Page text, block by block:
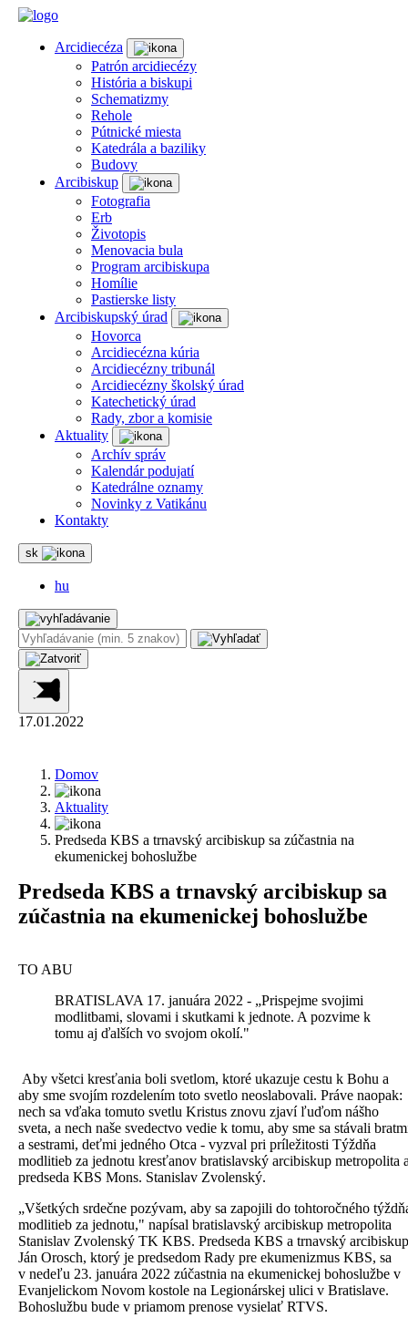
Arcidiecéza
Patrón arcidiecézy
História a biskupi
Schematizmy
Rehole
Pútnické miesta
Katedrála a baziliky
Budovy
Arcibiskup
Fotografia
Erb
Životopis
Menovacia bula
Program arcibiskupa
Homílie
Pastierske listy
Arcibiskupský úrad
Hovorca
Arcidiecézna kúria
Arcidiecézny tribunál
Arcidiecézny školský úrad
Katechetický úrad
Rady, zbor a komisie
Aktuality
Archív správ
Kalendár podujatí
Katedrálne oznamy
Novinky z Vatikánu
Kontakty
sk
hu
17.01.2022
Domov
Aktuality
Predseda KBS a trnavský arcibiskup sa zúčastnia na
ekumenickej bohoslužbe
Predseda KBS a trnavský arcibiskup sa
zúčastnia na ekumenickej bohoslužbe
TO ABU
BRATISLAVA 17. januára 2022 - „Prispejme svojimi
modlitbami, slovami i skutkami k jednote. A pozvime k
tomu aj ďalších vo svojom okolí."
Aby všetci kresťania boli svetlom, ktoré ukazuje cestu k Bohu a
aby sme svojím rozdelením toto svetlo neoslabovali. Práve naopak:
nech sa vďaka tomuto svetlu Kristus znovu zjaví ľuďom nášho
sveta, a nech naše svedectvo vedie k tomu, aby sme sa stávali
a sestrami, deťmi jedného Otca - vyzval pri príležitosti Týždňa
modlitieb za jednotu kresťanov bratislavský arcibiskup metropolita
predseda KBS Mons. Stanislav Zvolenský.
„Všetkých srdečne pozývam, aby sa zapojili do tohtoročného
modlitieb za jednotu," napísal bratislavský arcibiskup metropolita
Stanislav Zvolenský TK KBS. Predseda KBS a trnavský arcibiskup
Ján Orosch, ktorý je predsedom Rady pre ekumenizmus KBS, sa
v nedeľu 23. januára 2022 zúčastnia na ekumenickej bohoslužbe v
Evanjelickom Novom kostole na Legionárskej ulici v Bratislave.
Bohoslužbu bude v priamom prenose vysielať RTVS.